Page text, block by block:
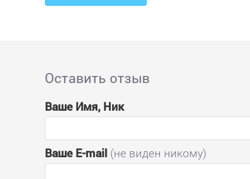
Оставить отзыв
Ваше Имя, Ник
Ваше E-mail (не виден никому)